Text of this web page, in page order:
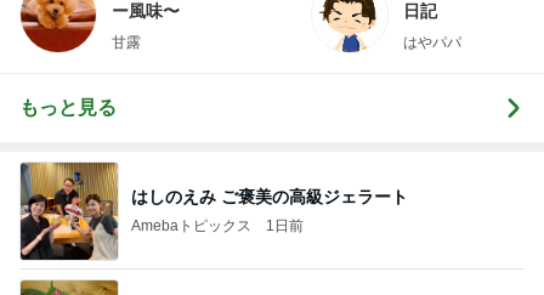
ー風味〜
甘露
日記
はやパパ
もっと見る
はしのえみ ご褒美の高級ジェラート
Amebaトピックス 1日前